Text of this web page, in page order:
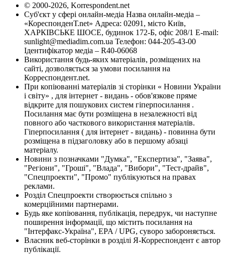
© 2000-2026, Korrespondent.net
Суб'єкт у сфері онлайн-медіа Назва онлайн-медіа –
«КореспонденТ.net» Адреса: 02091, місто Київ,
ХАРКІВСЬКЕ ШОСЕ, будинок 172-Б, офіс 208/1 E-mail:
sunlight@mediadim.com.ua Телефон: 044-205-43-00
Ідентифікатор медіа – R40-06068
Використання будь-яких матеріалів, розміщених на
сайті, дозволяється за умови посилання на
Корреспондент.net.
При копіюванні матеріалів зі сторінки « Новини України
і світу» , для інтернет - видань - обов'язкове пряме
відкрите для пошукових систем гіперпосилання .
Посилання має бути розміщена в незалежності від
повного або часткового використання матеріалів.
Гіперпосилання ( для інтернет - видань) - повинна бути
розміщена в підзаголовку або в першому абзаці
матеріалу.
Новини з позначками "Думка", "Експертиза", "Заява",
"Регіони", "Гроші", "Влада", "Вибори", "Тест-драйв",
"Спецпроекти", "Промо" публікуються на правах
реклами.
Розділ Спецпроекти створюється спільно з
комерційними партнерами.
Будь яке копіювання, публікація, передрук, чи наступне
поширення інформації, що містить посилання на
"Інтерфакс-Україна", EPA / UPG, суворо забороняється.
Власник веб-сторінки в розділі Я-Корреспондент є автор
публікації.